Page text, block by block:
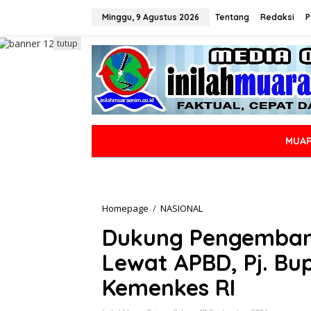
a
Minggu, 9 Agustus 2026 Tentang Redaksi
tutup
Homepage / NASIONAL
k
u
n
g
P
e
n
Dukung
Lewat APBD, Pj.
Kemenkes RI